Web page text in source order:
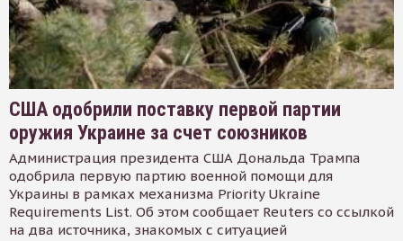
США одобрили поставку первой партии
оружия Украине за счет союзников
Администрация президента США Дональда Трампа
одобрила первую партию военной помощи для
Украины в рамках механизма Priority Ukraine
Requirements List. Об этом сообщает Reuters со ссылкой
на два источника, знакомых с ситуацией